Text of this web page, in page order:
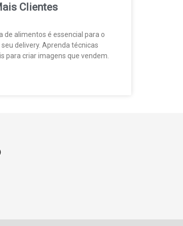
Clientes
de alimentos é essencial para o
delivery. Aprenda técnicas
para criar imagens que vendem.